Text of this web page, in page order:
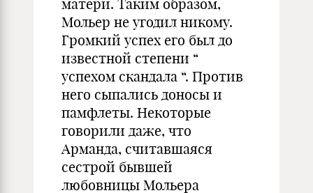
матери. Таким образом,
Мольер не угодил никому.
Громкий успех его был до
известной степени “
успехом скандала “. Против
него сыпались доносы и
памфлеты. Некоторые
говорили даже, что
Арманда, считавшаяся
сестрой бывшей
любовницы Мольера